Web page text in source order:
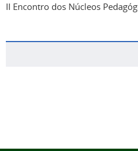
II Encontro dos Núcleos